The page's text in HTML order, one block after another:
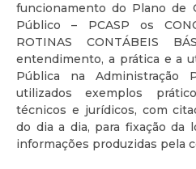
funcionamento do Plano de
Público – PCASP os
ROTINAS CONTÁBEIS
entendimento, a prática e a
Pública na Administração
utilizados exemplos
técnicos e jurídicos, com
do dia a dia, para fixação da
informações produzidas pela